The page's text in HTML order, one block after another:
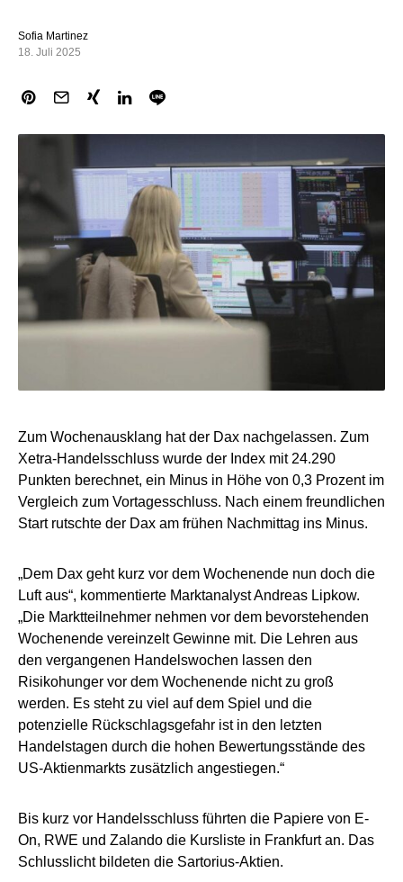
Sofia Martinez
18. Juli 2025
Zum Wochenausklang hat der Dax nachgelassen. Zum
Xetra-Handelsschluss wurde der Index mit 24.290
Punkten berechnet, ein Minus in Höhe von 0,3 Prozent im
Vergleich zum Vortagesschluss. Nach einem freundlichen
Start rutschte der Dax am frühen Nachmittag ins Minus.
„Dem Dax geht kurz vor dem Wochenende nun doch die
Luft aus“, kommentierte Marktanalyst Andreas Lipkow.
„Die Marktteilnehmer nehmen vor dem bevorstehenden
Wochenende vereinzelt Gewinne mit. Die Lehren aus
den vergangenen Handelswochen lassen den
Risikohunger vor dem Wochenende nicht zu groß
werden. Es steht zu viel auf dem Spiel und die
potenzielle Rückschlagsgefahr ist in den letzten
Handelstagen durch die hohen Bewertungsstände des
US-Aktienmarkts zusätzlich angestiegen.“
Bis kurz vor Handelsschluss führten die Papiere von E-
On, RWE und Zalando die Kursliste in Frankfurt an. Das
Schlusslicht bildeten die Sartorius-Aktien.